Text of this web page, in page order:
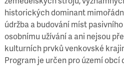
historických dominant
údržba a budování míst
osobnímu užívání a ani nejsou
kulturních prvků venkovské
Program je určen pro území obcí